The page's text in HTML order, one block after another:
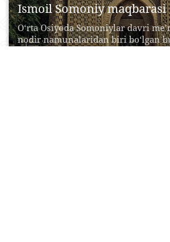
Ismoil Somoniy maqbarasi
O‘rta Osiyoda Somoniylar davri
nodir namunalaridan biri bo‘lgan